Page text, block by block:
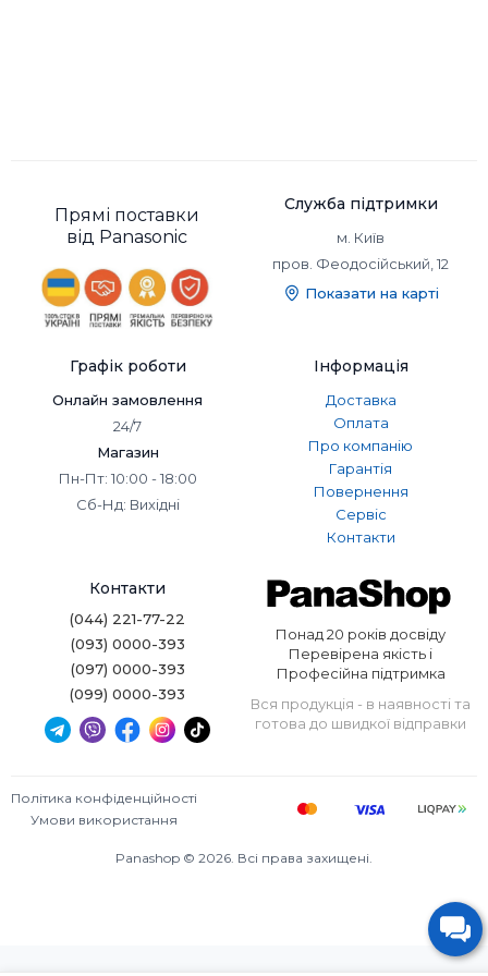
Прямі поставки
від Panasonic
Служба підтримки
м. Київ
пров. Феодосійський, 12
Показати на карті
Графік роботи
Онлайн замовлення
24/7
Магазин
Пн-Пт: 10:00 - 18:00
Сб-Нд: Вихідні
Інформація
Доставка
Оплата
Про компанію
Гарантія
Повернення
Сервіс
Контакти
Контакти
(044) 221-77-22
(093) 0000-393
(097) 0000-393
(099) 0000-393
Понад 20 років досвіду
Перевірена якість і
Професійна підтримка
Вся продукція - в наявності та
готова до швидкої відправки
Panashop © 2026. Всі права захищені.
Політика конфіденційності
Умови використання